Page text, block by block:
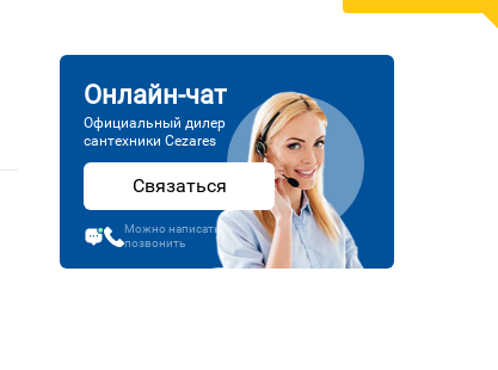
Онлайн-чат
Официальный дилер
сантехники Cezares
Связаться
Можно написать или
позвонить